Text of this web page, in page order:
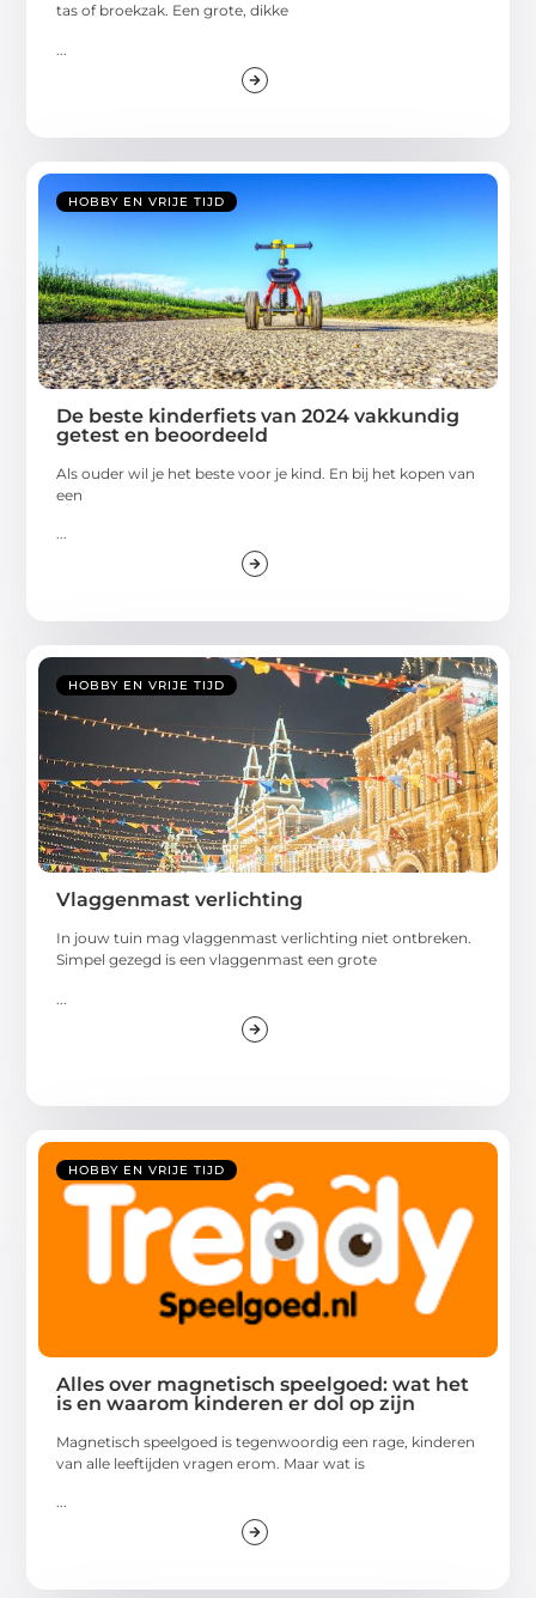
tas of broekzak. Een grote, dikke
HOBBY EN VRIJE TIJD
De beste kinderfiets van 2024 vakkundig
getest en beoordeeld
Als ouder wil je het beste voor je kind. En bij het kopen van
een
...
HOBBY EN VRIJE TIJD
Vlaggenmast verlichting
In jouw tuin mag vlaggenmast verlichting niet ontbreken.
Simpel gezegd is een vlaggenmast een grote
HOBBY EN VRIJE TIJD
Alles over magnetisch speelgoed: wat het
is en waarom kinderen er dol op zijn
Magnetisch speelgoed is tegenwoordig een rage, kinderen
van alle leeftijden vragen erom. Maar wat is
...